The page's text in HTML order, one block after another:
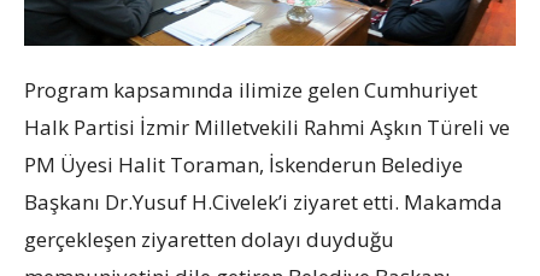
Program kapsamında ilimize gelen Cumhuriyet
Halk Partisi İzmir Milletvekili Rahmi Aşkın Türeli ve
PM Üyesi Halit Toraman, İskenderun Belediye
Başkanı Dr.Yusuf H.Civelek’i ziyaret etti. Makamda
gerçekleşen ziyaretten dolayı duyduğu